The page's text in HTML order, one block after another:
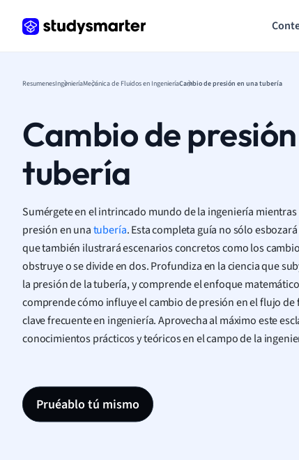
ResumenesIngenieríaMecánica de Fluidos en IngenieríaCambio de presión en una tubería
Cambio de
tubería
Sumérgete en el intrincado mundo de la ingeniería
presión en unatubería. Esta completa guía no sólo
que también ilustrará escenarios concretos como los
obstruye o se divide en dos. Profundiza en la ciencia que
la presión de la tubería, y comprende el enfoque
comprende cómo influye el cambio de presión en el flujo
clave frecuente en ingeniería. Aprovecha al máximo este
conocimientos prácticos y teóricos en el campo de la
Pruéablo tú mismo